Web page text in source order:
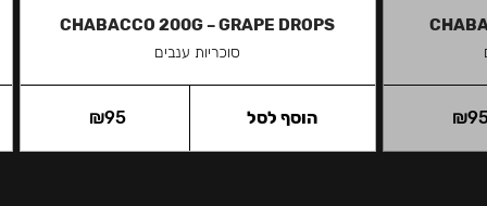
₪
CHABACCO 200G – GRAPE DROPS
סוכריות ענבים
₪95 הוסף לסל